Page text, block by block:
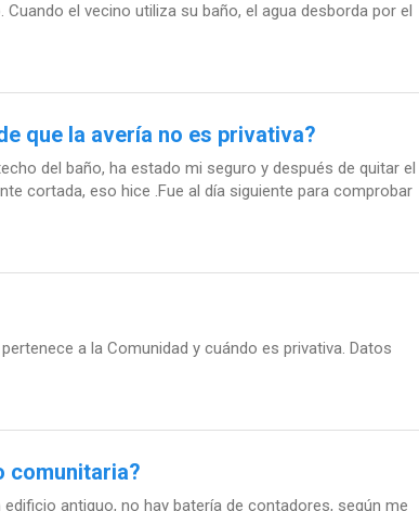
el vecino utiliza su baño, el agua desborda por el
que la avería no es privativa?
del baño, ha estado mi seguro y después de quitar el
cortada, eso hice .Fue al día siguiente para comprobar
a la Comunidad y cuándo es privativa. Datos
comunitaria?
antiguo, no hay batería de contadores, según me